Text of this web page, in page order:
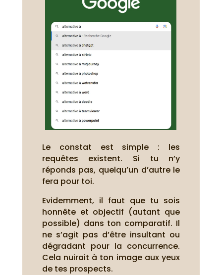
Le constat est simple : les
requêtes existent. Si tu n’y
réponds pas, quelqu’un d’autre le
fera pour toi.
Evidemment, il faut que tu sois
honnête et objectif (autant que
possible) dans ton comparatif. Il
ne s’agit pas d’être insultant ou
dégradant pour la concurrence.
Cela nuirait à ton image aux yeux
de tes prospects.